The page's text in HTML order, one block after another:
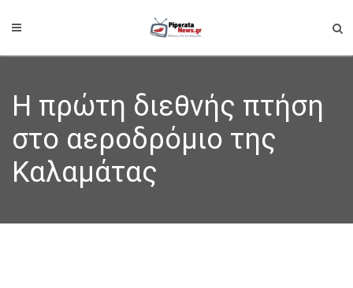
Η πρώτη διεθνής πτήση
στο αεροδρόμιο της
Καλαμάτας